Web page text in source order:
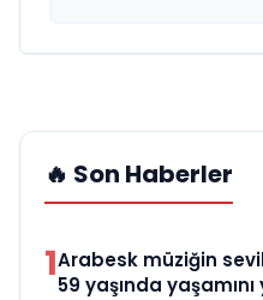
🔥 Son Haberler
1Arabesk müziğin
59 yaşında